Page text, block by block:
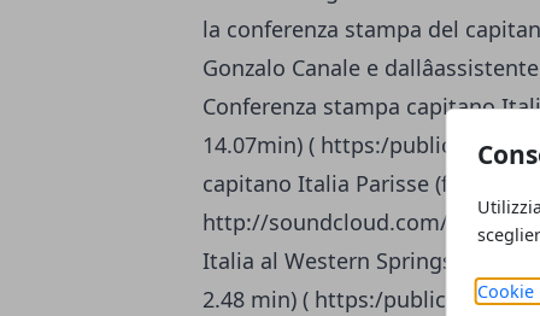
Cookie
la conferenza stampa del
Gonzalo Canale e
Conferenza stampa capitano
14.07min) ( https:/
capitano Italia Parisse (file .mp3,
http://soundcloud.com/
Italia al Western Springs
2.48 min) ( https:/